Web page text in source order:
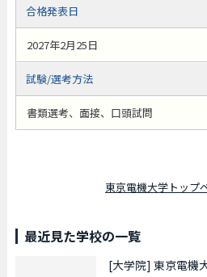
合格発表日
2027年2月25日
試験/選考方法
書類選考、面接、口頭試問
東京電機大学トップ
最近見た学校の一覧
[大学院] 東京電機